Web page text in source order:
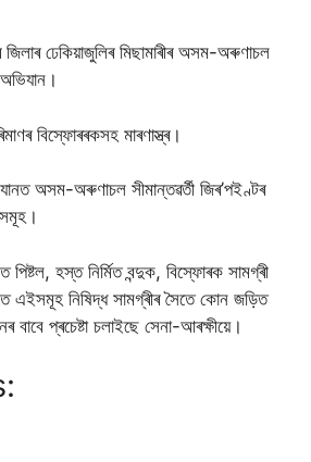
ঢেকিয়াজুলিৰ মিছামাৰীৰ অসম-অৰুণাচল
বিস্ফোৰৰকসহ মাৰণাস্ত্ৰ।
অসম-অৰুণাচল সীমান্তৱৰ্তী জিৰ’পইণ্টৰ
পিষ্টল, হস্ত নিৰ্মিত বন্দুক, বিস্ফােৰক সামগ্ৰী
এইসমূহ নিষিদ্ধ সামগ্ৰীৰ সৈতে কােন জড়িত
বাবে প্ৰচেষ্টা চলাইছে সেনা-আৰক্ষীয়ে।